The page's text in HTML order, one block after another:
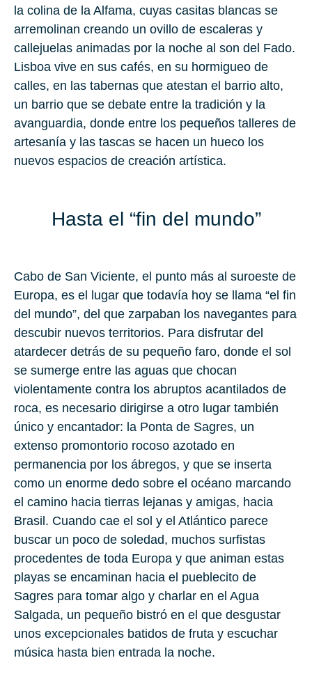
la colina de la Alfama, cuyas casitas blancas se
arremolinan creando un ovillo de escaleras y
callejuelas animadas por la noche al son del Fado.
Lisboa vive en sus cafés, en su hormigueo de
calles, en las tabernas que atestan el barrio alto,
un barrio que se debate entre la tradición y la
avanguardia, donde entre los pequeños talleres de
artesanía y las tascas se hacen un hueco los
nuevos espacios de creación artística.
Hasta el “fin del mundo”
Cabo de San Viciente, el punto más al suroeste de
Europa, es el lugar que todavía hoy se llama “el fin
del mundo”, del que zarpaban los navegantes para
descubir nuevos territorios. Para disfrutar del
atardecer detrás de su pequeño faro, donde el sol
se sumerge entre las aguas que chocan
violentamente contra los abruptos acantilados de
roca, es necesario dirigirse a otro lugar también
único y encantador: la Ponta de Sagres, un
extenso promontorio rocoso azotado en
permanencia por los ábregos, y que se inserta
como un enorme dedo sobre el océano marcando
el camino hacia tierras lejanas y amigas, hacia
Brasil. Cuando cae el sol y el Atlántico parece
buscar un poco de soledad, muchos surfistas
procedentes de toda Europa y que animan estas
playas se encaminan hacia el pueblecito de
Sagres para tomar algo y charlar en el Agua
Salgada, un pequeño bistró en el que desgustar
unos excepcionales batidos de fruta y escuchar
música hasta bien entrada la noche.